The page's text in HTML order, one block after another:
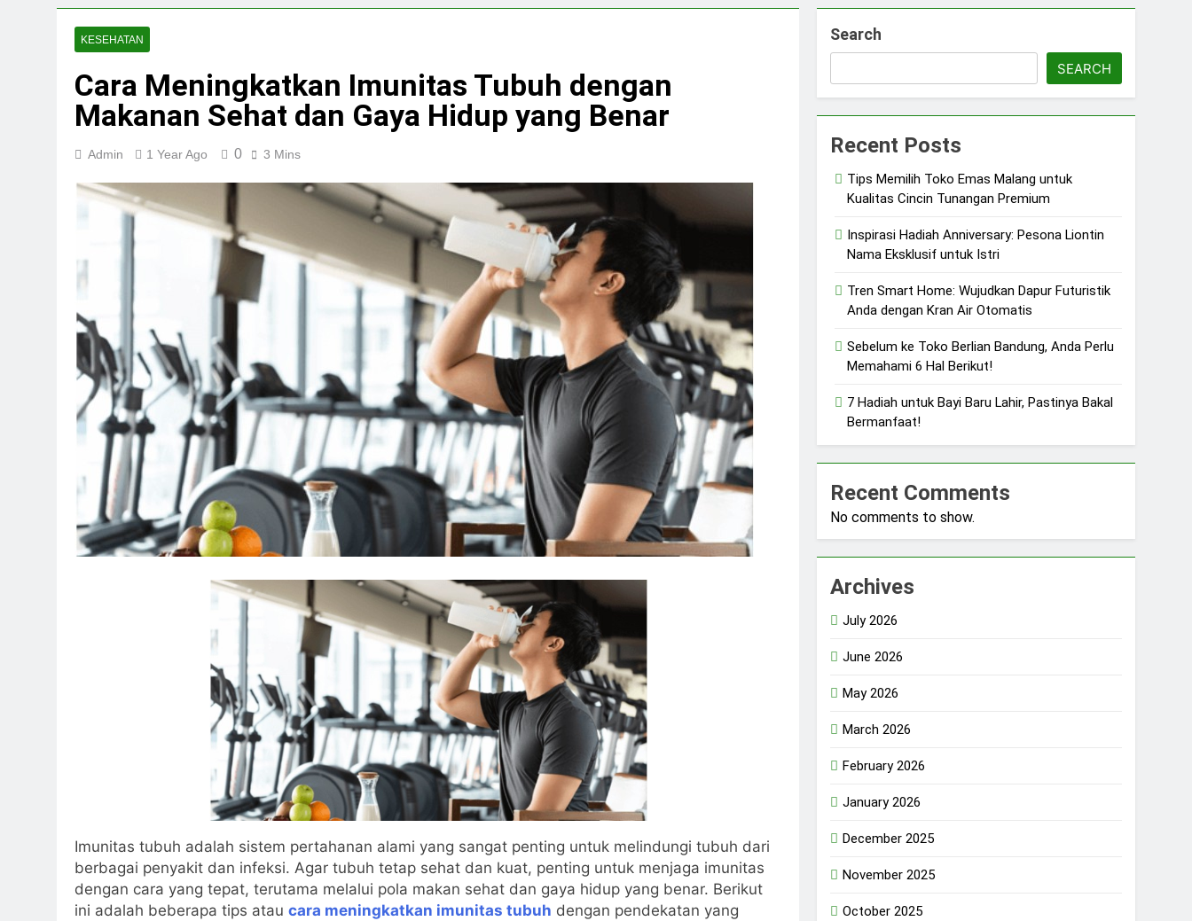
KESEHATAN
Cara Meningkatkan Imunitas Tubuh dengan
Makanan Sehat dan Gaya Hidup yang Benar
Admin 1 Year Ago 0 3 Mins
Imunitas tubuh adalah sistem pertahanan alami yang sangat penting untuk melindungi tubuh dari
berbagai penyakit dan infeksi. Agar tubuh tetap sehat dan kuat, penting untuk menjaga imunitas
dengan cara yang tepat, terutama melalui pola makan sehat dan gaya hidup yang benar. Berikut
ini adalah beberapa tips atau cara meningkatkan imunitas tubuh dengan pendekatan yang
Search
SEARCH
Recent Posts
Tips Memilih Toko Emas Malang untuk
Kualitas Cincin Tunangan Premium
Inspirasi Hadiah Anniversary: Pesona Liontin
Nama Eksklusif untuk Istri
Tren Smart Home: Wujudkan Dapur Futuristik
Anda dengan Kran Air Otomatis
Sebelum ke Toko Berlian Bandung, Anda Perlu
Memahami 6 Hal Berikut!
7 Hadiah untuk Bayi Baru Lahir, Pastinya Bakal
Bermanfaat!
Recent Comments
No comments to show.
Archives
July 2026
June 2026
May 2026
March 2026
February 2026
January 2026
December 2025
November 2025
October 2025